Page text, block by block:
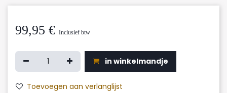
99,95 € Inclusief btw
in winkelmandje
Toevoegen aan verlanglijst